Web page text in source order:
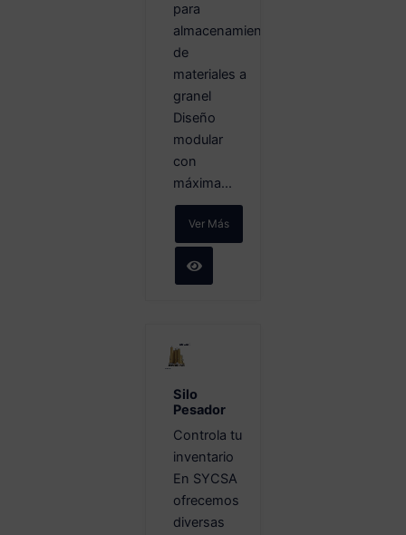
para
almacenamiento
de
materiales a
granel
Diseño
modular
con
máxima...
Ver Más
Silo
Pesador
Controla tu
inventario
En SYCSA
ofrecemos
diversas